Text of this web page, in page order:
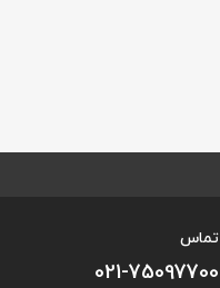
تماس
021-75097700